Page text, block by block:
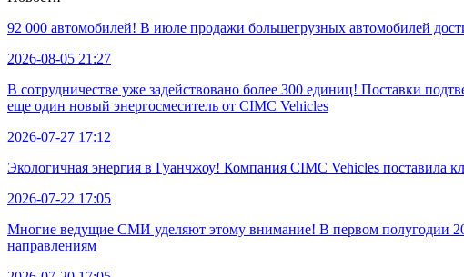
92 000 автомобилей! В июле продажи большегрузных автомобилей
2026-08-05 21:27
В сотрудничестве уже задействовано более 300 единиц! Поставки
еще один новый энергосмеситель от CIMC Vehicles
2026-07-27 17:12
Экологичная энергия в Гуанчжоу! Компания CIMC Vehicles поставила
2026-07-22 17:05
Многие ведущие СМИ уделяют этому внимание! В первом полугодии
направлениям